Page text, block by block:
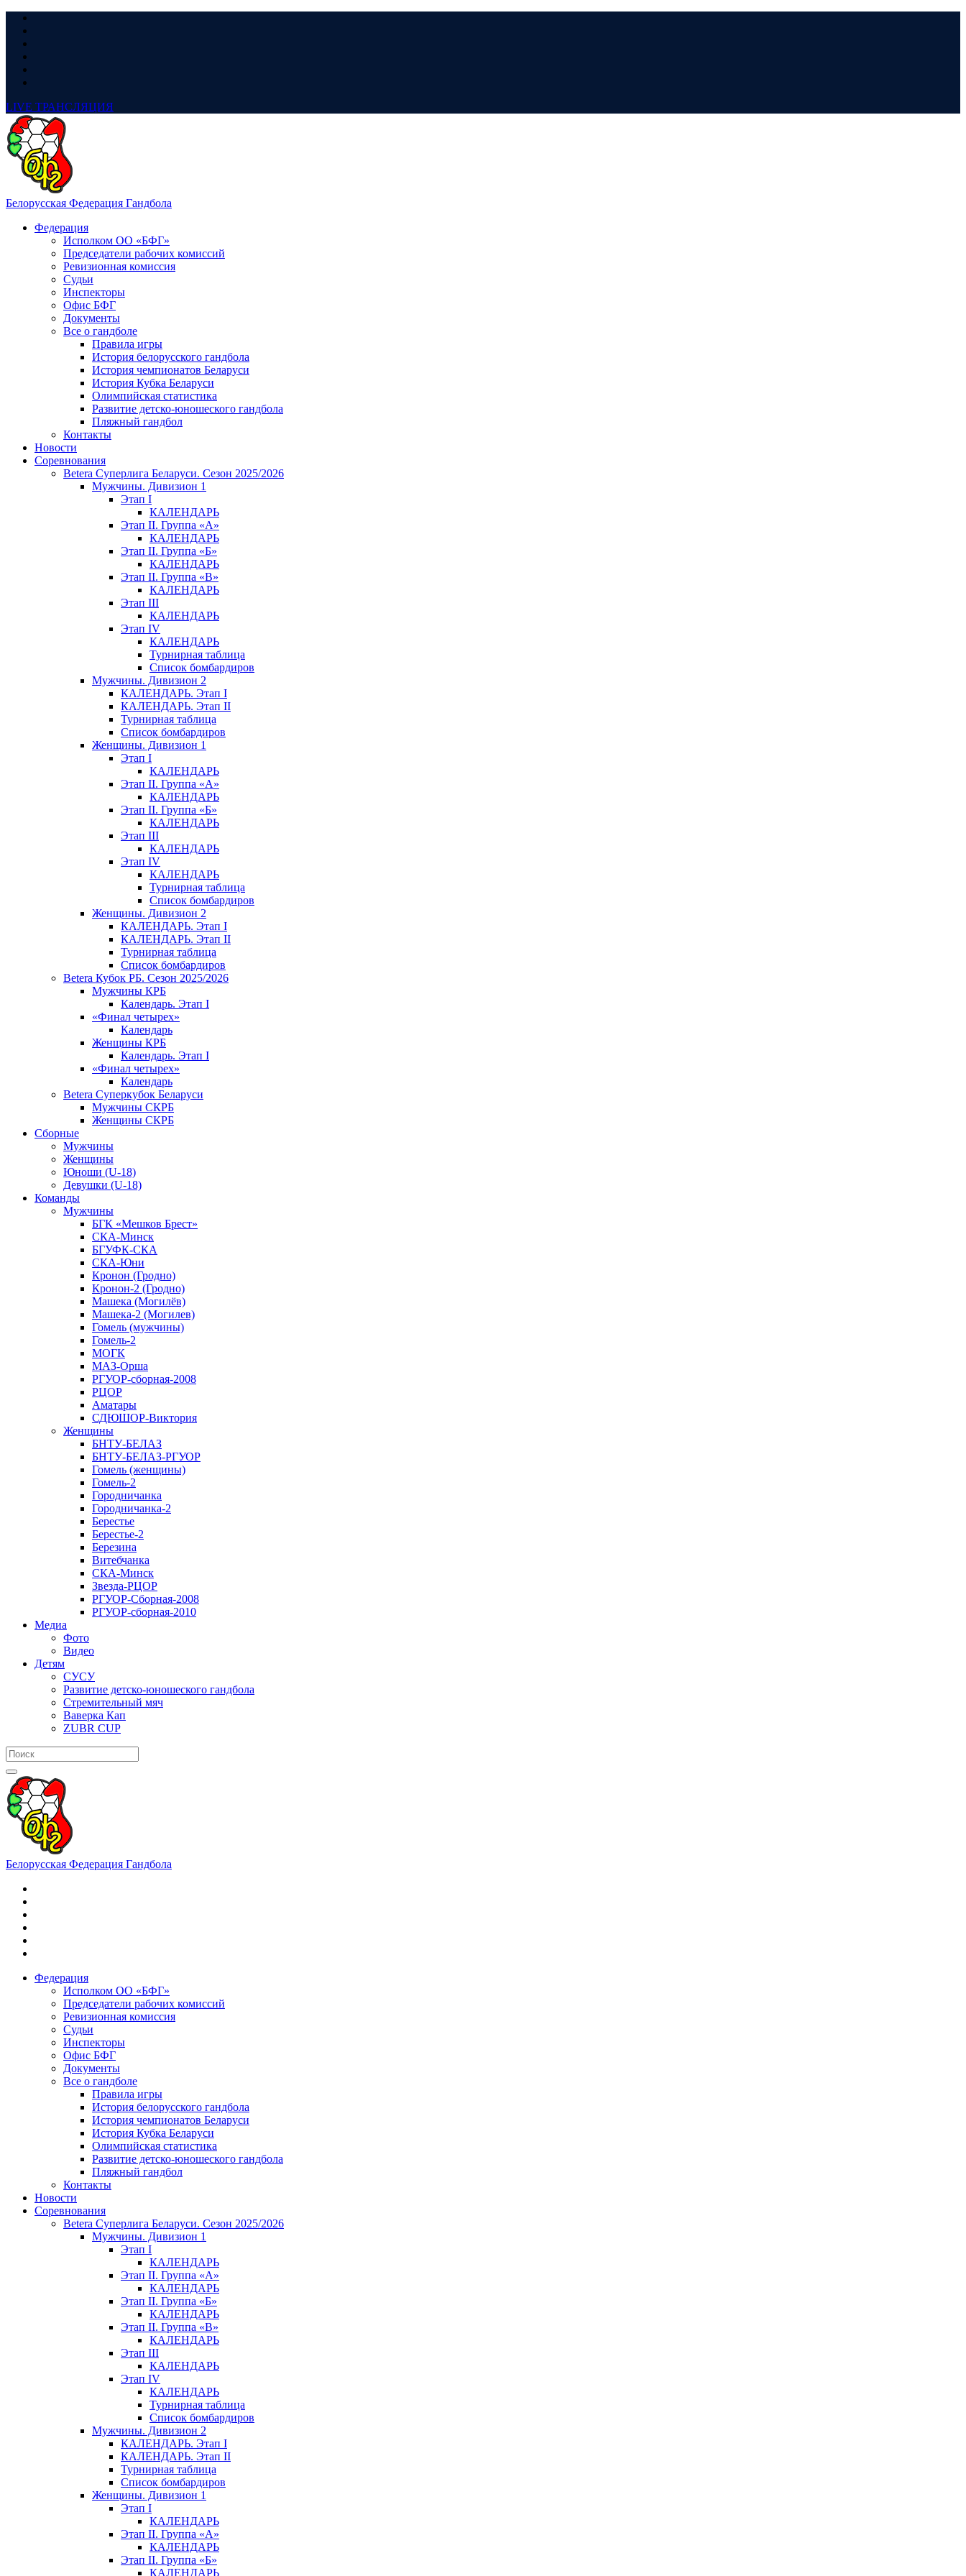
LIVE ТРАНСЛЯЦИЯ
Белорусская Федерация Гандбола
Федерация
Исполком ОО «БФГ»
Председатели рабочих комиссий
Ревизионная комиссия
Судьи
Инспекторы
Офис БФГ
Документы
Все о гандболе
Правила игры
История белорусского гандбола
История чемпионатов Беларуси
История Кубка Беларуси
Олимпийская статистика
Развитие детско-юношеского гандбола
Пляжный гандбол
Контакты
Новости
Соревнования
Betera Суперлига Беларуси. Сезон 2025/2026
Мужчины. Дивизион 1
Этап I
КАЛЕНДАРЬ
Этап II. Группа «А»
КАЛЕНДАРЬ
Этап II. Группа «Б»
КАЛЕНДАРЬ
Этап II. Группа «В»
КАЛЕНДАРЬ
Этап III
КАЛЕНДАРЬ
Этап IV
КАЛЕНДАРЬ
Турнирная таблица
Список бомбардиров
Мужчины. Дивизион 2
КАЛЕНДАРЬ. Этап I
КАЛЕНДАРЬ. Этап II
Турнирная таблица
Список бомбардиров
Женщины. Дивизион 1
Этап I
КАЛЕНДАРЬ
Этап II. Группа «А»
КАЛЕНДАРЬ
Этап II. Группа «Б»
КАЛЕНДАРЬ
Этап III
КАЛЕНДАРЬ
Этап IV
КАЛЕНДАРЬ
Турнирная таблица
Список бомбардиров
Женщины. Дивизион 2
КАЛЕНДАРЬ. Этап I
КАЛЕНДАРЬ. Этап II
Турнирная таблица
Список бомбардиров
Betera Кубок РБ. Сезон 2025/2026
Мужчины КРБ
Календарь. Этап I
«Финал четырех»
Календарь
Женщины КРБ
Календарь. Этап I
«Финал четырех»
Календарь
Betera Суперкубок Беларуси
Мужчины СКРБ
Женщины СКРБ
Сборные
Мужчины
Женщины
Юноши (U-18)
Девушки (U-18)
Команды
Мужчины
БГК «Мешков Брест»
СКА-Минск
БГУФК-СКА
СКА-Юни
Кронон (Гродно)
Кронон-2 (Гродно)
Машека (Могилёв)
Машека-2 (Могилев)
Гомель (мужчины)
Гомель-2
МОГК
МАЗ-Орша
РГУОР-сборная-2008
РЦОР
Аматары
СДЮШОР-Виктория
Женщины
БНТУ-БЕЛАЗ
БНТУ-БЕЛАЗ-РГУОР
Гомель (женщины)
Гомель-2
Городничанка
Городничанка-2
Берестье
Берестье-2
Березина
Витебчанка
СКА-Минск
Звезда-РЦОР
РГУОР-Сборная-2008
РГУОР-сборная-2010
Медиа
Фото
Видео
Детям
СУСУ
Развитие детско-юношеского гандбола
Стремительный мяч
Ваверка Кап
ZUBR CUP
Белорусская Федерация Гандбола
Федерация
Исполком ОО «БФГ»
Председатели рабочих комиссий
Ревизионная комиссия
Судьи
Инспекторы
Офис БФГ
Документы
Все о гандболе
Правила игры
История белорусского гандбола
История чемпионатов Беларуси
История Кубка Беларуси
Олимпийская статистика
Развитие детско-юношеского гандбола
Пляжный гандбол
Контакты
Новости
Соревнования
Betera Суперлига Беларуси. Сезон 2025/2026
Мужчины. Дивизион 1
Этап I
КАЛЕНДАРЬ
Этап II. Группа «А»
КАЛЕНДАРЬ
Этап II. Группа «Б»
КАЛЕНДАРЬ
Этап II. Группа «В»
КАЛЕНДАРЬ
Этап III
КАЛЕНДАРЬ
Этап IV
КАЛЕНДАРЬ
Турнирная таблица
Список бомбардиров
Мужчины. Дивизион 2
КАЛЕНДАРЬ. Этап I
КАЛЕНДАРЬ. Этап II
Турнирная таблица
Список бомбардиров
Женщины. Дивизион 1
Этап I
КАЛЕНДАРЬ
Этап II. Группа «А»
КАЛЕНДАРЬ
Этап II. Группа «Б»
КАЛЕНДАРЬ